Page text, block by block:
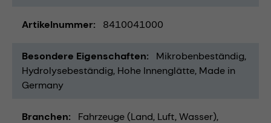
Artikelnummer 8410041000
Besondere Eigenschaften
Mikrobenbeständig
Hydrolysebeständig Hohe Innenglätte Made in
Germany
Branchen Fahrzeuge (Land, Luft, Wasser)